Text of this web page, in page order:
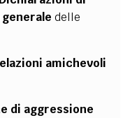
generaledelle
amichevoli
di aggressione